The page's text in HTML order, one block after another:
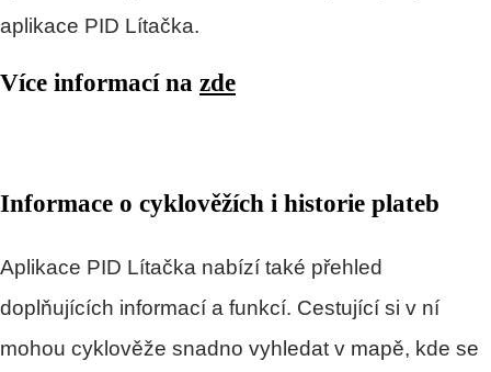
aplikace PID Lítačka.
Více informací na zde
Informace o cyklověžích i historie plateb
Aplikace PID Lítačka nabízí také přehled
doplňujících informací a funkcí. Cestující si v ní
mohou cyklověže snadno vyhledat v mapě, kde se